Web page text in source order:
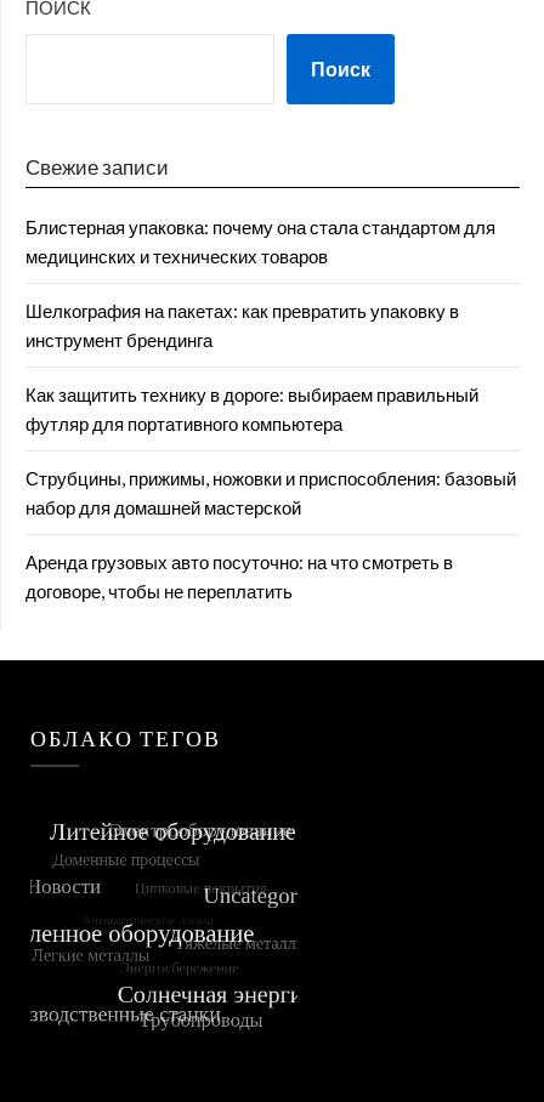
ПОИСК
Поиск
Свежие записи
Блистерная упаковка: почему она стала стандартом для
медицинских и технических товаров
Шелкография на пакетах: как превратить упаковку в
инструмент брендинга
Как защитить технику в дороге: выбираем правильный
футляр для портативного компьютера
Струбцины, прижимы, ножовки и приспособления: базовый
набор для домашней мастерской
Аренда грузовых авто посуточно: на что смотреть в
договоре, чтобы не переплатить
ОБЛАКО ТЕГОВ